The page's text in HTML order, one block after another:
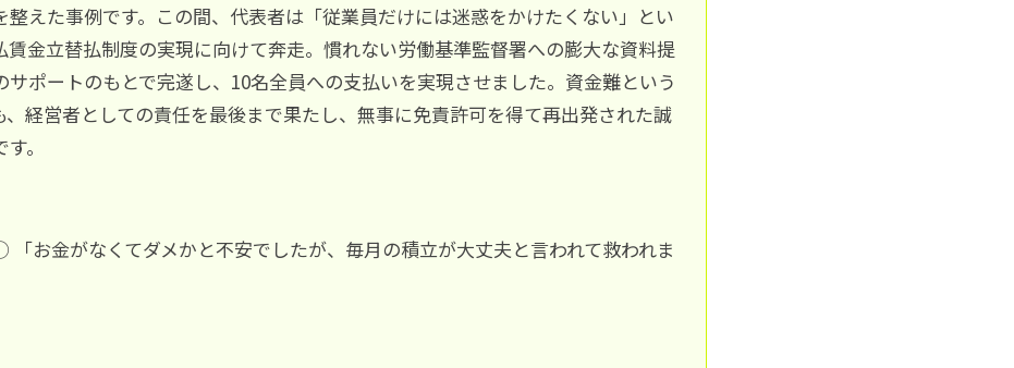
整えた事例です。この間、代表者は「従業員だけには迷惑をかけたくない」とい
賃金立替払制度の実現に向けて奔走。慣れない労働基準監督署への膨大な資料提
サポートのもとで完遂し、10名全員への支払いを実現させました。資金難という
、経営者としての責任を最後まで果たし、無事に免責許可を得て再出発された誠
。
お金がなくてダメかと不安でしたが、毎月の積立が大丈夫と言われて救われま